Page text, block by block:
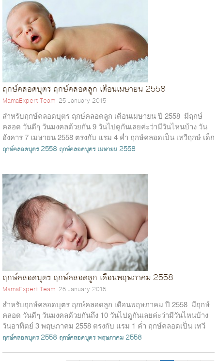
ฤกษ์คลอดบุตร ฤกษ์คลอดลูก เดือนเมษายน 2558
MamaExpert Team 25 January 2015
สำหรับฤกษ์คลอดบุตร ฤกษ์คลอดลูก เดือนเมษายน ปี 2558 มีฤกษ์
คลอด วันดีๆ วันมงคลด้วยกัน 9 วันไปดูกันเลยค่ะว่ามีวันไหนบ้าง วัน
อังคาร 7 เมษายน 2558 ตรงกับ แรม 4 ค่ำ ฤกษ์คลอดเป็น เทวีฤกษ์ เด็ก
ที่ได้เกิดวันน...
ฤกษ์คลอดบุตร 2558 ฤกษ์คลอดบุตร เมษายน 2558
ฤกษ์คลอดบุตร ฤกษ์คลอดลูก เดือนพฤษภาคม 2558
MamaExpert Team 25 January 2015
สำหรับฤกษ์คลอดบุตร ฤกษ์คลอดลูก เดือนพฤษภาคม ปี 2558 มีฤกษ์
คลอด วันดีๆ วันมงคลด้วยกันถึง 10 วันไปดูกันเลยค่ะว่ามีวันไหนบ้าง
วันอาทิตย์ 3 พฤษภาคม 2558 ตรงกับ แรม 1 ค่ำ ฤกษ์คลอดเป็น เทวี
ฤกษ์ เด็กที่ได้เ...
ฤกษ์คลอดบุตร 2558 ฤกษ์คลอดบุตร พฤษภาคม 2558